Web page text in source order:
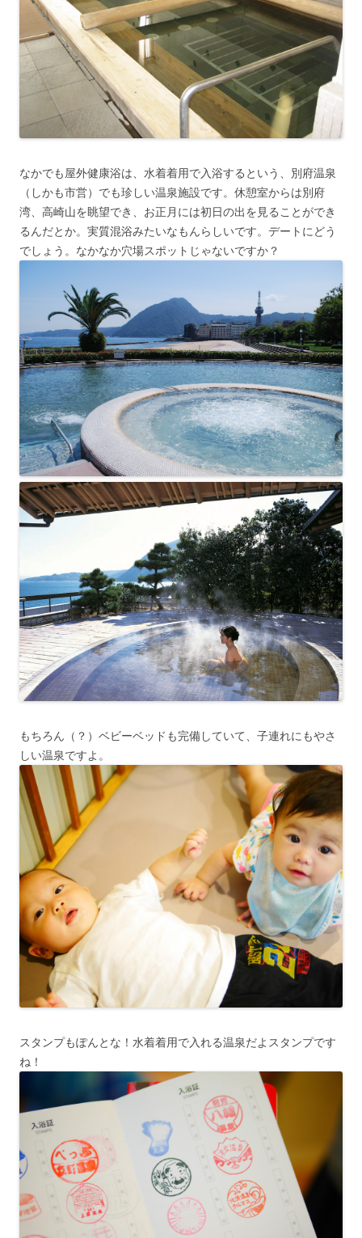
なかでも屋外健康浴は、水着着用で入浴するという、別府温泉
（しかも市営）でも珍しい温泉施設です。休憩室からは別府
湾、高崎山を眺望でき、お正月には初日の出を見ることができ
るんだとか。実質混浴みたいなもんらしいです。デートにどう
でしょう。なかなか穴場スポットじゃないですか？
もちろん（？）ベビーベッドも完備していて、子連れにもやさ
しい温泉ですよ。
スタンプもぽんとな！水着着用で入れる温泉だよスタンプです
ね！